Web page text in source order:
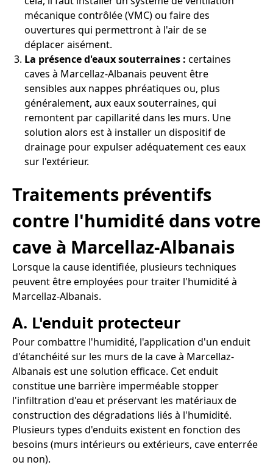
mécanique contrôlée (VMC) ou faire des
ouvertures qui permettront à l'air de se
déplacer aisément.
La présence d'eaux souterraines : certaines
caves à Marcellaz-Albanais peuvent être
sensibles aux nappes phréatiques ou, plus
généralement, aux eaux souterraines, qui
remontent par capillarité dans les murs. Une
solution alors est à installer un dispositif de
drainage pour expulser adéquatement ces eaux
sur l'extérieur.
Traitements préventifs
contre l'humidité dans votre
cave à Marcellaz-Albanais
Lorsque la cause identifiée, plusieurs techniques
peuvent être employées pour traiter l'humidité à
Marcellaz-Albanais.
A. L'enduit protecteur
Pour combattre l'humidité, l'application d'un enduit
d'étanchéité sur les murs de la cave à Marcellaz-
Albanais est une solution efficace. Cet enduit
constitue une barrière imperméable stopper
l'infiltration d'eau et préservant les matériaux de
construction des dégradations liés à l'humidité.
Plusieurs types d'enduits existent en fonction des
besoins (murs intérieurs ou extérieurs, cave enterrée
ou non).